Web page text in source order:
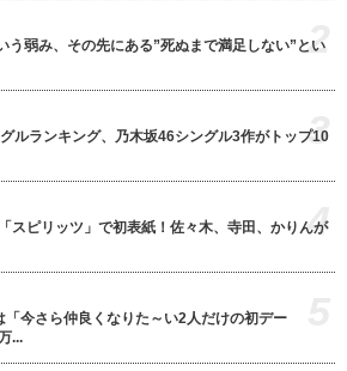
う弱み、その先にある”死ぬまで満足しない”とい
2
ルランキング、乃木坂46シングル3作がトップ10
3
スピリッツ」で初表紙！佐々木、寺田、かりんが
4
「今さら仲良くなりた～い2人だけの初デー
...